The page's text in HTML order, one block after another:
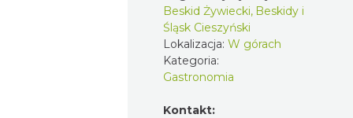
Beskid Żywiecki, Beskidy i
Śląsk Cieszyński
Lokalizacja: W górach
Kategoria:
Gastronomia
Kontakt: